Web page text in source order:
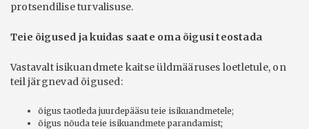
protsendilise turvalisuse.
Teie õigused ja kuidas saate oma õigusi teostada
Vastavalt isikuandmete kaitse üldmääruses loetletule, on
teil järgnevad õigused:
õigus taotleda juurdepääsu teie isikuandmetele;
õigus nõuda teie isikuandmete parandamist;